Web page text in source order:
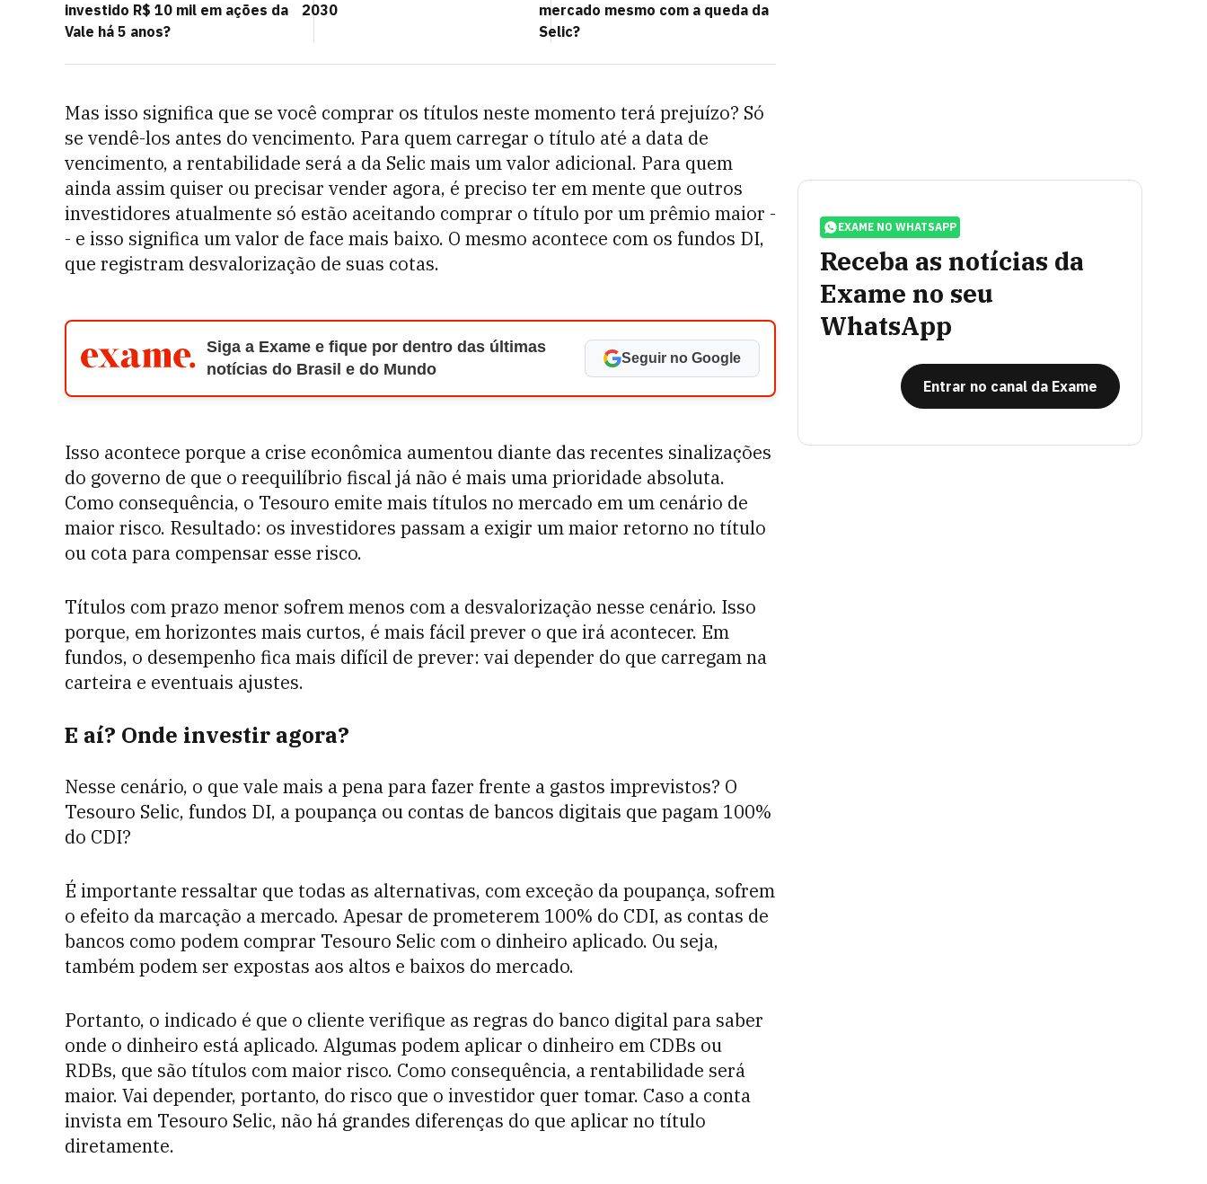
investido R$ 10 mil em ações da
Vale há 5 anos?
2030
mercado mesmo com a queda da
Selic?
Mas isso significa que se você comprar os títulos neste momento terá prejuízo? Só
se vendê-los antes do vencimento. Para quem carregar o título até a data de
vencimento, a rentabilidade será a da Selic mais um valor adicional. Para quem
ainda assim quiser ou precisar vender agora, é preciso ter em mente que outros
investidores atualmente só estão aceitando comprar o título por um prêmio maior -
- e isso significa um valor de face mais baixo. O mesmo acontece com os fundos DI,
que registram desvalorização de suas cotas.
Siga a Exame e fique por dentro das últimas
notícias do Brasil e do Mundo
Seguir no Google
Isso acontece porque a crise econômica aumentou diante das recentes sinalizações
do governo de que o reequilíbrio fiscal já não é mais uma prioridade absoluta.
Como consequência, o Tesouro emite mais títulos no mercado em um cenário de
maior risco. Resultado: os investidores passam a exigir um maior retorno no título
ou cota para compensar esse risco.
Títulos com prazo menor sofrem menos com a desvalorização nesse cenário. Isso
porque, em horizontes mais curtos, é mais fácil prever o que irá acontecer. Em
fundos, o desempenho fica mais difícil de prever: vai depender do que carregam na
carteira e eventuais ajustes.
E aí? Onde investir agora?
Nesse cenário, o que vale mais a pena para fazer frente a gastos imprevistos? O
Tesouro Selic, fundos DI, a poupança ou contas de bancos digitais que pagam 100%
do CDI?
É importante ressaltar que todas as alternativas, com exceção da poupança, sofrem
o efeito da marcação a mercado. Apesar de prometerem 100% do CDI, as contas de
bancos como podem comprar Tesouro Selic com o dinheiro aplicado. Ou seja,
também podem ser expostas aos altos e baixos do mercado.
Portanto, o indicado é que o cliente verifique as regras do banco digital para saber
onde o dinheiro está aplicado. Algumas podem aplicar o dinheiro em CDBs ou
RDBs, que são títulos com maior risco. Como consequência, a rentabilidade será
maior. Vai depender, portanto, do risco que o investidor quer tomar. Caso a conta
invista em Tesouro Selic, não há grandes diferenças do que aplicar no título
diretamente.
EXAME NO WHATSAPP
Receba as notícias da
Exame no seu
WhatsApp
Entrar no canal da Exame